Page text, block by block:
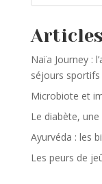
Naïa Journey :
séjours
Microbiote et
Le diabète,
Ayurvéda : les
Les peurs de